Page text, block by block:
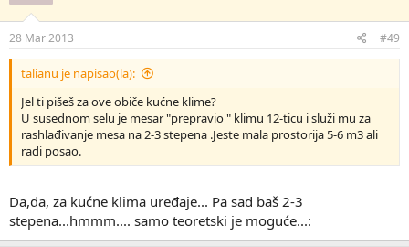
28 Mar 2013 #49
talianu je napisao(la):
Jel ti pišeš za ove običe kućne klime?
U susednom selu je mesar "prepravio " klimu 12-ticu i služi mu za
rashlađivanje mesa na 2-3 stepena .Jeste mala prostorija 5-6 m3 ali
radi posao.
Da,da, za kućne klima uređaje... Pa sad baš 2-3
stepena...hmmm.... samo teoretski je moguće...: